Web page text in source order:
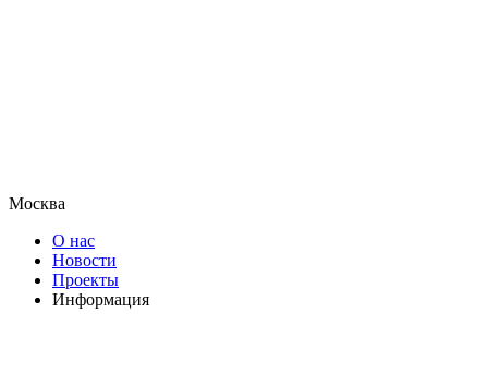
Москва
О нас
Новости
Проекты
Информация